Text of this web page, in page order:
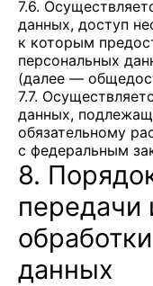
7.6.
данных, доступ
к которым
персональных
(далее —
7.7.
данных,
обязательному
с федеральным
8.
передачи
данных